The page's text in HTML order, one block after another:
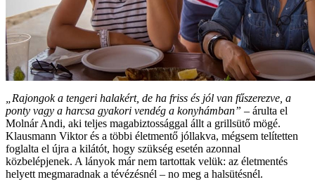
„Rajongok a tengeri halakért, de ha friss és jól van fűszerezve, a
ponty vagy a harcsa gyakori vendég a konyhámban” – árulta el
Molnár Andi, aki teljes magabiztossággal állt a grillsütő mögé.
Klausmann Viktor és a többi életmentő jóllakva, mégsem telítetten
foglalta el újra a kilátót, hogy szükség esetén azonnal
közbelépjenek. A lányok már nem tartottak velük: az életmentés
helyett megmaradnak a tévézésnél – no meg a halsütésnél.